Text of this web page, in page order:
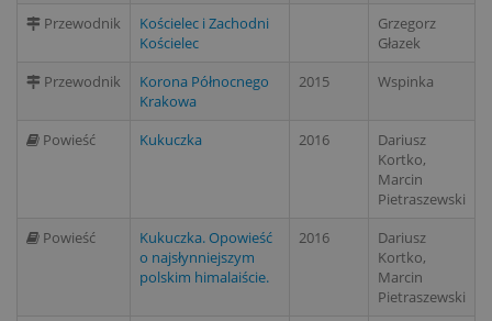
Przewodnik
Kościelec i Zachodni
Kościelec
Grzegorz
Głazek
Przewodnik
Korona Północnego
Krakowa
2015 Wspinka
Powieść Kukuczka 2016
Dariusz
Kortko,
Marcin
Pietraszewski
Powieść
Kukuczka. Opowieść
o najsłynniejszym
polskim himalaiście.
2016
Dariusz
Kortko,
Marcin
Pietraszewski